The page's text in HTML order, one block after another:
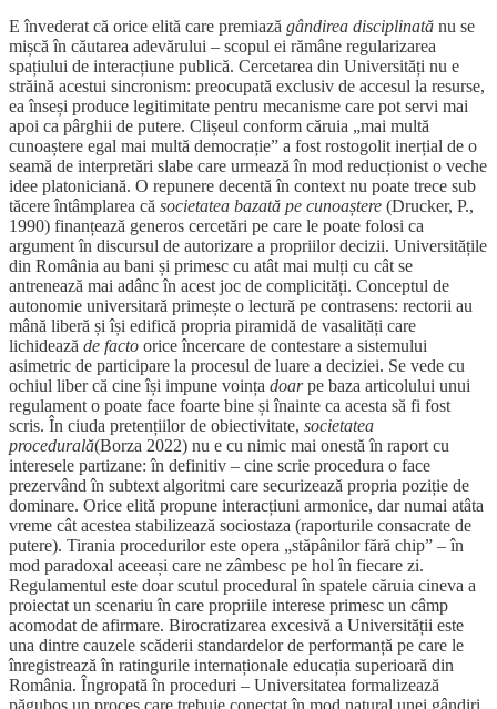
E învederat că orice elită care premiază gândirea disciplinată nu se
mișcă în căutarea adevărului – scopul ei rămâne regularizarea
spațiului de interacțiune publică. Cercetarea din Universități nu e
străină acestui sincronism: preocupată exclusiv de accesul la resurse,
ea înseși produce legitimitate pentru mecanisme care pot servi mai
apoi ca pârghii de putere. Clișeul conform căruia „mai multă
cunoaștere egal mai multă democrație” a fost rostogolit inerțial de o
seamă de interpretări slabe care urmează în mod reducționist o veche
idee platoniciană. O repunere decentă în context nu poate trece sub
tăcere întâmplarea că societatea bazată pe cunoaștere (Drucker, P.,
1990) finanțează generos cercetări pe care le poate folosi ca
argument în discursul de autorizare a propriilor decizii. Universitățile
din România au bani și primesc cu atât mai mulți cu cât se
antrenează mai adânc în acest joc de complicități. Conceptul de
autonomie universitară primește o lectură pe contrasens: rectorii au
mână liberă și își edifică propria piramidă de vasalități care
lichidează de facto orice încercare de contestare a sistemului
asimetric de participare la procesul de luare a deciziei. Se vede cu
ochiul liber că cine își impune voința doarpe baza articolului unui
regulament o poate face foarte bine și înainte ca acesta să fi fost
scris. În ciuda pretențiilor de obiectivitate, societatea
procedurală(Borza 2022) nu e cu nimic mai onestă în raport cu
interesele partizane: în definitiv – cine scrie procedura o face
prezervând în subtext algoritmi care securizează propria poziție de
dominare. Orice elită propune interacțiuni armonice, dar numai atâta
vreme cât acestea stabilizează sociostaza (raporturile consacrate de
putere). Tirania procedurilor este opera „stăpânilor fără chip” – în
mod paradoxal aceeași care ne zâmbesc pe hol în fiecare zi.
Regulamentul este doar scutul procedural în spatele căruia cineva a
proiectat un scenariu în care propriile interese primesc un câmp
acomodat de afirmare. Birocratizarea excesivă a Universității este
una dintre cauzele scăderii standardelor de performanță pe care le
înregistrează în ratingurile internaționale educația superioară din
România. Îngropată în proceduri – Universitatea formalizează